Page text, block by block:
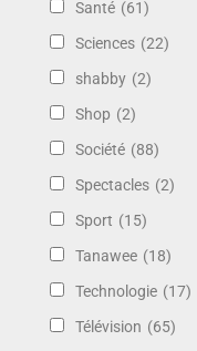
Santé (61)
Sciences (22)
shabby (2)
Shop (2)
Société (88)
Spectacles (2)
Sport (15)
Tanawee (18)
Technologie (17)
Télévision (65)